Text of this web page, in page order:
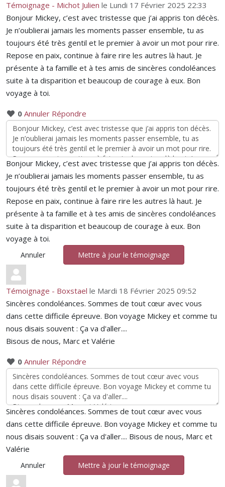
Témoignage - Michot Julien le Lundi 17 Février 2025 22:33
Bonjour Mickey, c’est avec tristesse que j’ai appris ton décès.
Je n’oublierai jamais les moments passer ensemble, tu as
toujours été très gentil et le premier à avoir un mot pour rire.
Repose en paix, continue à faire rire les autres là haut. Je
présente à ta famille et à tes amis de sincères condoléances
suite à ta disparition et beaucoup de courage à eux. Bon
voyage à toi.
0 Annuler Répondre
Bonjour Mickey, c’est avec tristesse que j’ai appris ton décès.
Je n’oublierai jamais les moments passer ensemble, tu as
toujours été très gentil et le premier à avoir un mot pour rire.
Repose en paix, continue à faire rire les autres là haut. Je
présente à ta famille et à tes amis de sincères condoléances
suite à ta disparition et beaucoup de courage à eux. Bon
voyage à toi.
Annuler Mettre à jour le témoignage
Témoignage - Boxstael le Mardi 18 Février 2025 09:52
Sincères condoléances. Sommes de tout cœur avec vous
dans cette difficile épreuve. Bon voyage Mickey et comme tu
nous disais souvent : Ça va d'aller....
Bisous de nous, Marc et Valérie
0 Annuler Répondre
Sincères condoléances. Sommes de tout cœur avec vous
dans cette difficile épreuve. Bon voyage Mickey et comme tu
nous disais souvent : Ça va d'aller.... Bisous de nous, Marc et
Valérie
Annuler Mettre à jour le témoignage